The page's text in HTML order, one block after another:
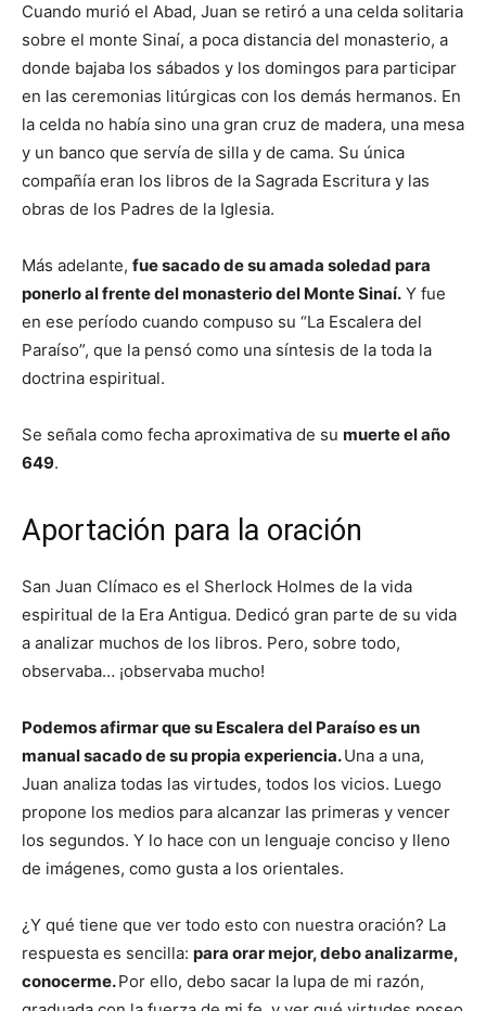
Cuando murió el Abad, Juan se retiró a una celda solitaria
sobre el monte Sinaí, a poca distancia del monasterio, a
donde bajaba los sábados y los domingos para participar
en las ceremonias litúrgicas con los demás hermanos. En
la celda no había sino una gran cruz de madera, una mesa
y un banco que servía de silla y de cama. Su única
compañía eran los libros de la Sagrada Escritura y las
obras de los Padres de la Iglesia.
Más adelante, fue sacado de su amada soledad para
ponerlo al frente del monasterio del Monte Sinaí. Y fue
en ese período cuando compuso su “La Escalera del
Paraíso”, que la pensó como una síntesis de la toda la
doctrina espiritual.
Se señala como fecha aproximativa de su muerte el año
649.
Aportación para la oración
San Juan Clímaco es el Sherlock Holmes de la vida
espiritual de la Era Antigua. Dedicó gran parte de su vida
a analizar muchos de los libros. Pero, sobre todo,
observaba… ¡observaba mucho!
Podemos afirmar que su Escalera del Paraíso es un
manual sacado de su propia experiencia.Una a una,
Juan analiza todas las virtudes, todos los vicios. Luego
propone los medios para alcanzar las primeras y vencer
los segundos. Y lo hace con un lenguaje conciso y lleno
de imágenes, como gusta a los orientales.
¿Y qué tiene que ver todo esto con nuestra oración? La
respuesta es sencilla: para orar mejor, debo analizarme,
conocerme.Por ello, debo sacar la lupa de mi razón,